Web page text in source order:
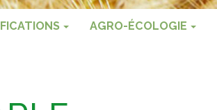
AGRO-ÉCOLOGIE